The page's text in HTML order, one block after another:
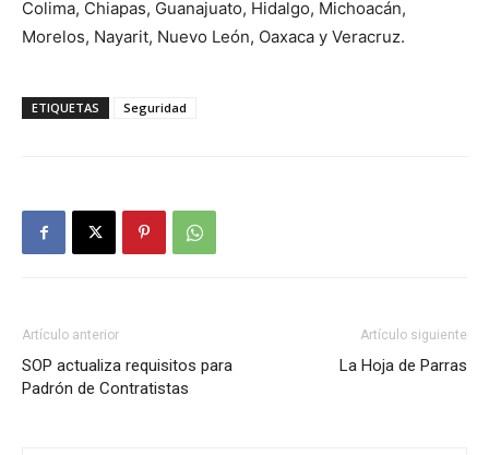
Colima, Chiapas, Guanajuato, Hidalgo, Michoacán,
Morelos, Nayarit, Nuevo León, Oaxaca y Veracruz.
ETIQUETAS Seguridad
Artículo anterior
SOP actualiza requisitos para
Padrón de Contratistas
Artículo siguiente
La Hoja de Parras